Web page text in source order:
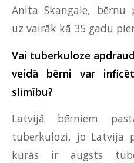
Anita Skangale, bērnu
uz vairāk kā 35 gadu
Vai tuberkuloze
veidā bērni var
slimību?
Latvijā bērniem
tuberkulozi, jo Latvija
kurās ir augsts